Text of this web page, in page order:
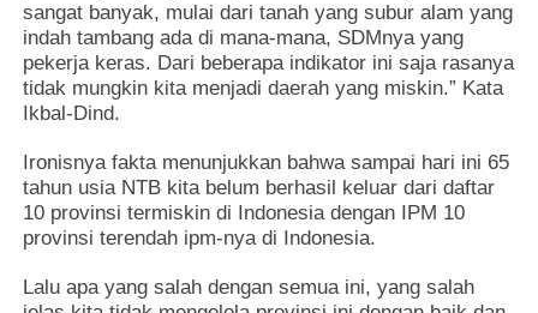
sangat banyak, mulai dari tanah yang subur alam yang
indah tambang ada di mana-mana, SDMnya yang
pekerja keras. Dari beberapa indikator ini saja rasanya
tidak mungkin kita menjadi daerah yang miskin.” Kata
Ikbal-Dind.
Ironisnya fakta menunjukkan bahwa sampai hari ini 65
tahun usia NTB kita belum berhasil keluar dari daftar
10 provinsi termiskin di Indonesia dengan IPM 10
provinsi terendah ipm-nya di Indonesia.
Lalu apa yang salah dengan semua ini, yang salah